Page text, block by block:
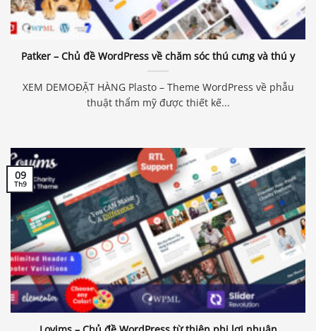
Patker – Chủ đề WordPress về chăm sóc thú cưng và thú y
XEM DEMOĐẶT HÀNG Plasto – Theme WordPress về phẫu
thuật thẩm mỹ được thiết kế...
09
Th9